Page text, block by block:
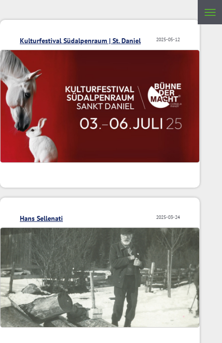
2025-05-12
Kulturfestival Südalpenraum | St. Daniel
2025-03-24
Hans Sellenati